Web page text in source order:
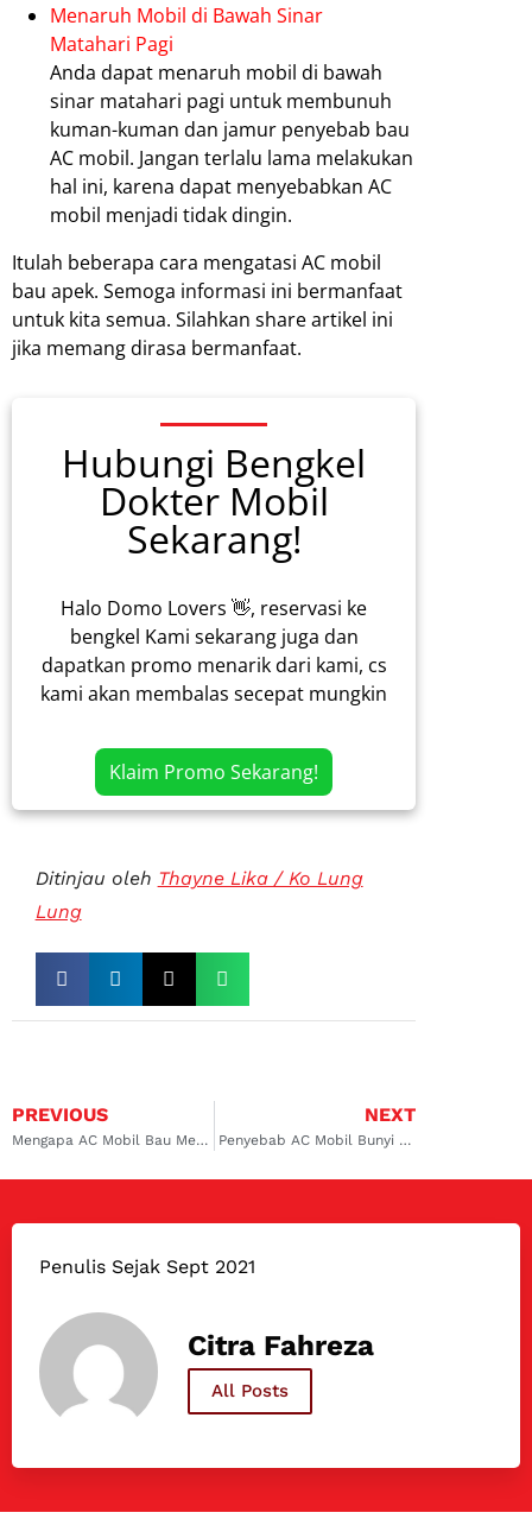
Menaruh Mobil di Bawah Sinar
Matahari Pagi
Anda dapat menaruh mobil di bawah
sinar matahari pagi untuk membunuh
kuman-kuman dan jamur penyebab bau
AC mobil. Jangan terlalu lama melakukan
hal ini, karena dapat menyebabkan AC
mobil menjadi tidak dingin.
Itulah beberapa cara mengatasi AC mobil
bau apek. Semoga informasi ini bermanfaat
untuk kita semua. Silahkan share artikel ini
jika memang dirasa bermanfaat.
Hubungi Bengkel
Dokter Mobil
Sekarang!
Halo Domo Lovers 👋, reservasi ke
bengkel Kami sekarang juga dan
dapatkan promo menarik dari kami, cs
kami akan membalas secepat mungkin
Klaim Promo Sekarang!
Ditinjau oleh Thayne Lika / Ko Lung
Lung
PREVIOUS
Mengapa AC Mobil Bau Menyengat? Ini Sebab dan Solusinya
NEXT
Penyebab AC Mobil Bunyi Ngik Ngik dan Solusi Mengatasinya
Penulis Sejak Sept 2021
Citra Fahreza
All Posts